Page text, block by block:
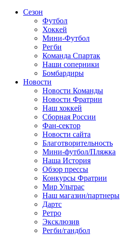
Сезон
Футбол
Хоккей
Мини-Футбол
Регби
Команда Спартак
Наши соперники
Бомбардиры
Новости
Новости Команды
Новости Фратрии
Наш хоккей
Сборная России
Фан-cектор
Новости сайта
Благотворительность
Мини-футбол/Пляжка
Наша История
Обзор прессы
Конкурсы Фратрии
Мир Ультрас
Наш магазин/партнеры
Дартс
Ретро
Эксклюзив
Регби/гандбол